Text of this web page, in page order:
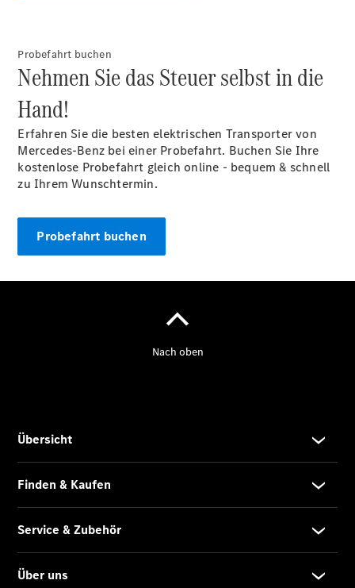
Probefahrt buchen
Nehmen Sie das Steuer selbst in die
Hand!
Erfahren Sie die besten elektrischen Transporter von
Mercedes-Benz bei einer Probefahrt. Buchen Sie Ihre
kostenlose Probefahrt gleich online - bequem & schnell
zu Ihrem Wunschtermin.
Probefahrt buchen